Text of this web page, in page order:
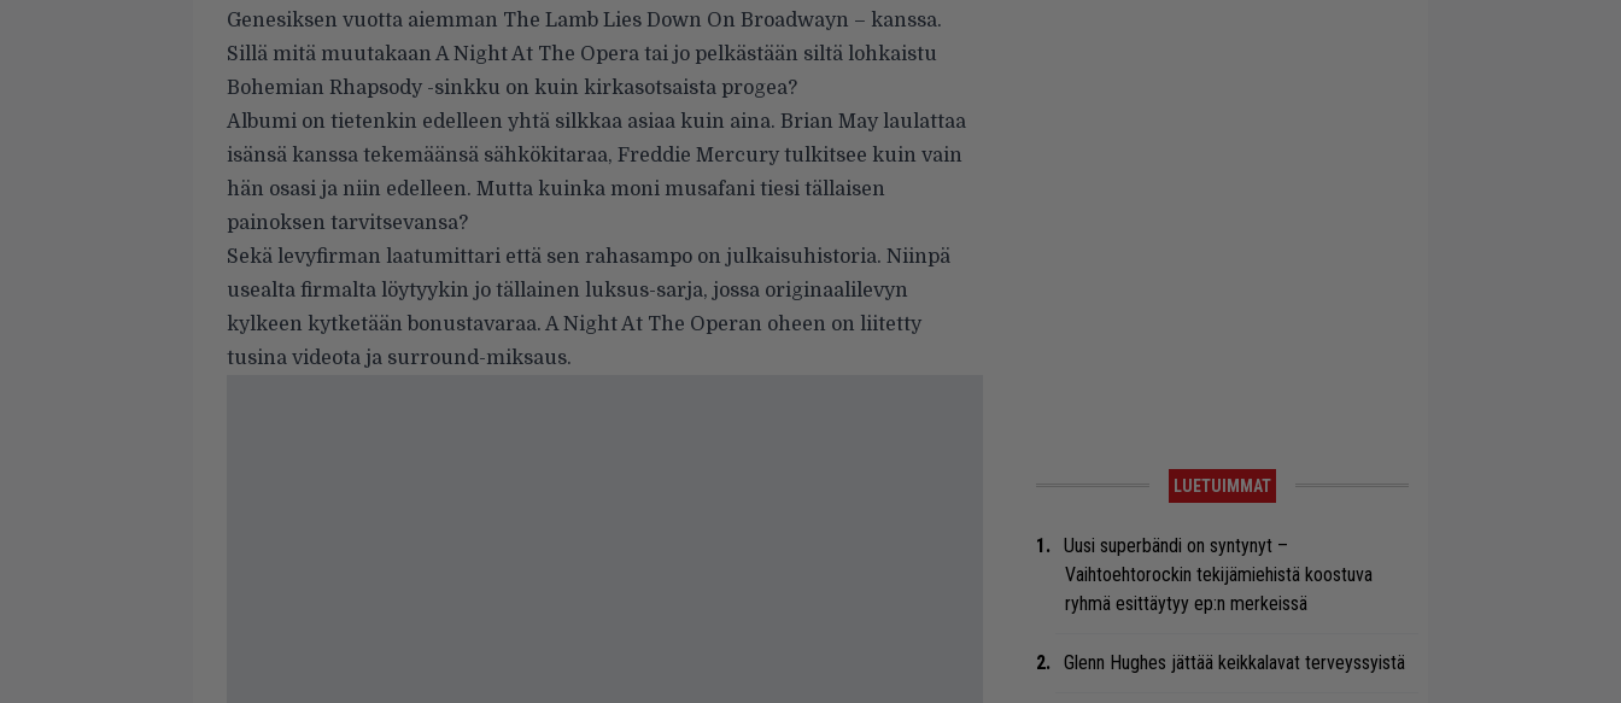
Genesiksen vuotta aiemman The Lamb Lies Down On Broadwayn – kanssa.
Sillä mitä muutakaan A Night At The Opera tai jo pelkästään siltä lohkaistu
Bohemian Rhapsody -sinkku on kuin kirkasotsaista progea?
Albumi on tietenkin edelleen yhtä silkkaa asiaa kuin aina. Brian May laulattaa
isänsä kanssa tekemäänsä sähkökitaraa, Freddie Mercury tulkitsee kuin vain
hän osasi ja niin edelleen. Mutta kuinka moni musafani tiesi tällaisen
painoksen tarvitsevansa?
Sekä levyfirman laatumittari että sen rahasampo on julkaisuhistoria. Niinpä
usealta firmalta löytyykin jo tällainen luksus-sarja, jossa originaalilevyn
kylkeen kytketään bonustavaraa. A Night At The Operan oheen on liitetty
tusina videota ja surround-miksaus.
LUETUIMMAT
Uusi superbändi on syntynyt –
Vaihtoehtorockin tekijämiehistä koostuva
ryhmä esittäytyy ep:n merkeissä
Glenn Hughes jättää keikkalavat terveyssyistä